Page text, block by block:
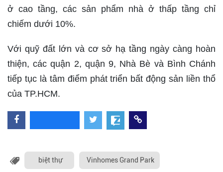
ở cao tầng, các sản phẩm nhà ở thấp tầng chỉ
chiếm dưới 10%.
Với quỹ đất lớn và cơ sở hạ tầng ngày càng hoàn
thiện, các quận 2, quận 9, Nhà Bè và Bình Chánh
tiếp tục là tâm điểm phát triển bất động sản liền thổ
của TP.HCM.
biệt thự Vinhomes Grand Park